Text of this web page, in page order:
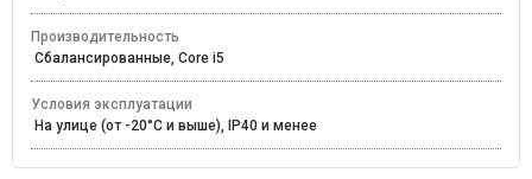
Производительность
Сбалансированные, Core i5
Условия эксплуатации
На улице (от -20°С и выше), IP40 и менее